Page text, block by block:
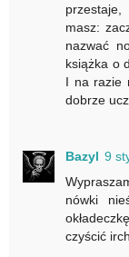
przestaje,
masz:
nazwać
książka o
I na razie
dobrze
Bazyl 9
nówki
czyścić